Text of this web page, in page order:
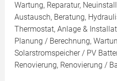
Wartung, Reparatur,
Austausch, Beratung,
Thermostat, Anlage &
Planung / Berechnung,
Solarstromspeicher / PV
Renovierung, Renovierung /